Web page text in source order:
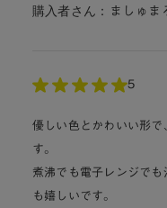
購入者さん： ましゅま
5
優しい色とかわいい形
す。
煮沸でも電子レンジで
も嬉しいです。